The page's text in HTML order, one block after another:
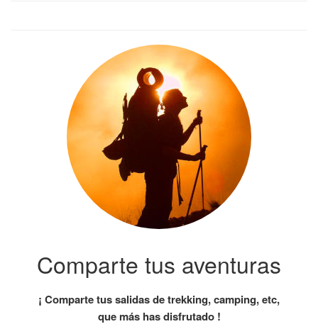
Comparte tus aventuras
¡ Comparte tus salidas de trekking, camping, etc,
que más has disfrutado !